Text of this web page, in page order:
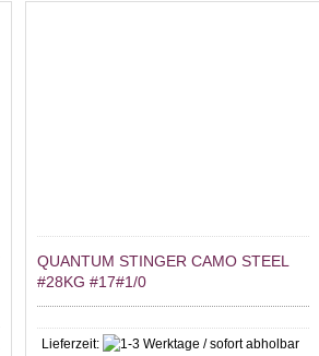
QUANTUM STINGER CAMO STEEL
#28KG #17#1/0
Lieferzeit: